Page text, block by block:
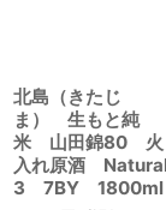
北島（きたじ
ま） 生もと純
米 山田錦80 火
入れ原酒
3 7BY 1800ml